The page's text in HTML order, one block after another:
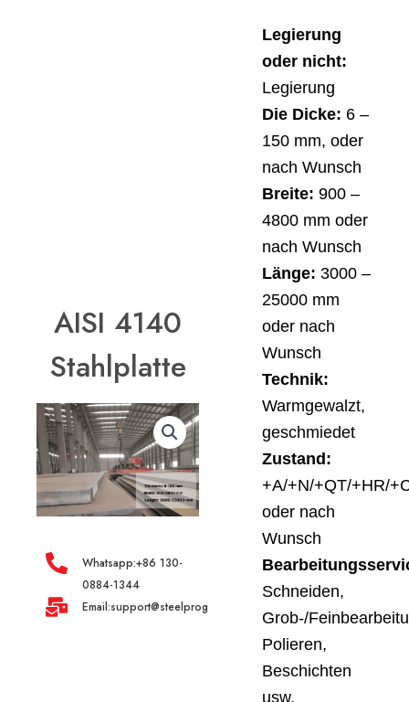
AISI 4140
Stahlplatte
Whatsapp:+86 130-
0884-1344
Email:support@steelprogroup.com
Legierung
oder nicht:
Legierung
Die Dicke: 6 –
150 mm, oder
nach Wunsch
Breite: 900 –
4800 mm oder
nach Wunsch
Länge: 3000 –
25000 mm
oder nach
Wunsch
Technik:
Warmgewalzt,
geschmiedet
Zustand:
+A/+N/+QT/+HR/
oder nach
Wunsch
Schneiden,
Grob-/
Polieren,
Beschichten
usw.